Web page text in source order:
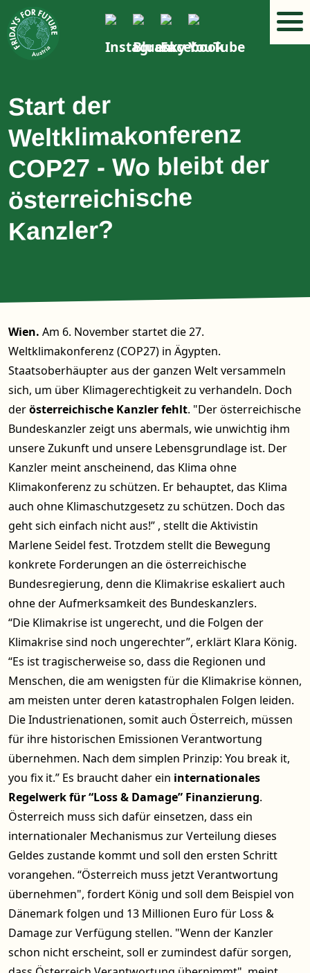
Start der
Weltklimakonferenz
COP27 - Wo bleibt der
österreichische
Kanzler?
Wien. Am 6. November startet die 27.
Weltklimakonferenz (COP27) in Ägypten.
Staatsoberhäupter aus der ganzen Welt versammeln
sich, um über Klimagerechtigkeit zu verhandeln. Doch
derösterreichische Kanzler fehlt. "Der österreichische
Bundeskanzler zeigt uns abermals, wie unwichtig ihm
unsere Zukunft und unsere Lebensgrundlage ist. Der
Kanzler meint anscheinend, das Klima ohne
Klimakonferenz zu schützen. Er behauptet, das Klima
auch ohne Klimaschutzgesetz zu schützen. Doch das
geht sich einfach nicht aus!” , stellt die Aktivistin
Marlene Seidel fest. Trotzdem stellt die Bewegung
konkrete Forderungen an die österreichische
Bundesregierung, denn die Klimakrise eskaliert auch
ohne der Aufmerksamkeit des Bundeskanzlers.
“Die Klimakrise ist ungerecht, und die Folgen der
Klimakrise sind noch ungerechter”, erklärt Klara König.
“Es ist tragischerweise so, dass die Regionen und
Menschen, die am wenigsten für die Klimakrise können,
am meisten unter deren katastrophalen Folgen leiden.
Die Industrienationen, somit auch Österreich, müssen
für ihre historischen Emissionen Verantwortung
übernehmen. Nach dem simplen Prinzip: You break it,
you fix it.” Es braucht daher ein internationales
Regelwerk für “Loss & Damage” Finanzierung.
Österreich muss sich dafür einsetzen, dass ein
internationaler Mechanismus zur Verteilung dieses
Geldes zustande kommt und soll den ersten Schritt
vorangehen. “Österreich muss jetzt Verantwortung
übernehmen", fordert König und soll dem Beispiel von
Dänemark folgen und 13 Millionen Euro für Loss &
Damage zur Verfügung stellen. "Wenn der Kanzler
schon nicht erscheint, soll er zumindest dafür sorgen,